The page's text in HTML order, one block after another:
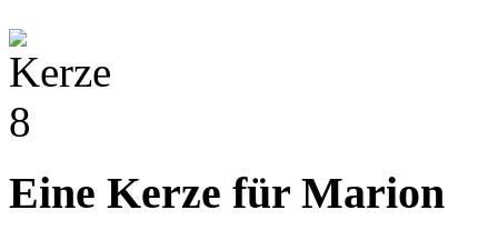
Eine Kerze für Marion